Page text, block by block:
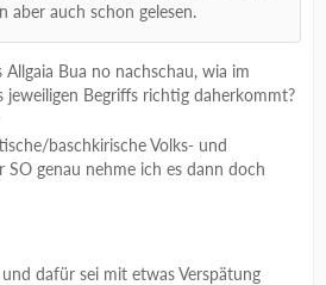
aber auch schon gelesen.
Allgaia Bua no nachschau, wia im
jeweiligen Begriffs richtig daherkommt?
baschkirische Volks- und
SO genau nehme ich es dann doch
dafür sei mit etwas Verspätung